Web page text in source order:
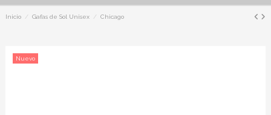
Inicio Gafas de Sol Unisex Chicago
Nuevo